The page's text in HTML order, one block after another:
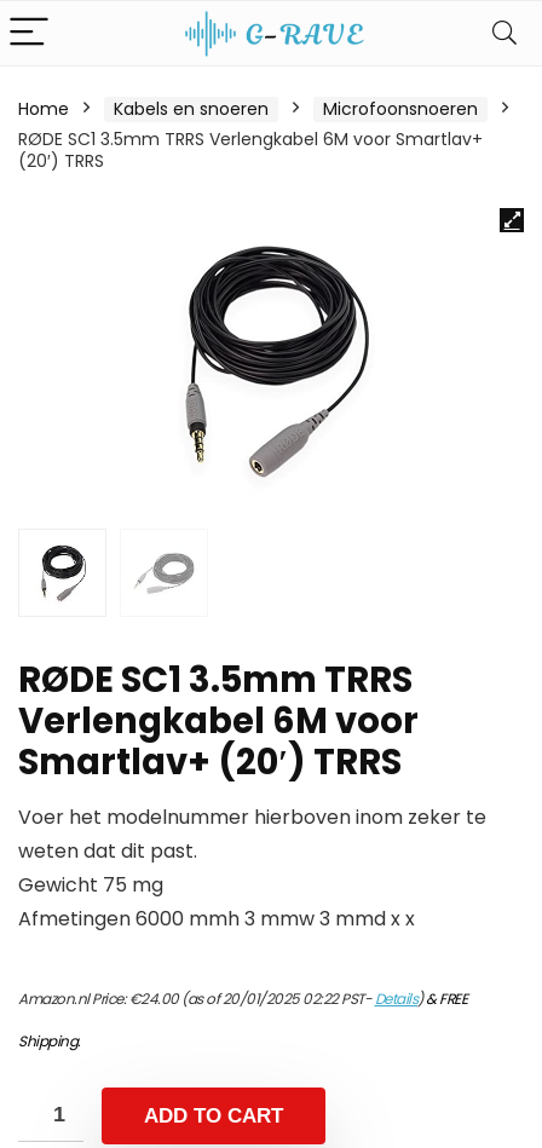
Home Kabels en snoeren
Microfoonsnoeren
RØDE SC1 3.5mm TRRS Verlengkabel 6M voor Smartlav+
(20′) TRRS
RØDE SC1 3.5mm TRRS
Verlengkabel 6M voor
Smartlav+ (20′) TRRS
Voer het modelnummer hierboven inom zeker te
weten dat dit past.
Gewicht 75 mg
Afmetingen 6000 mmh 3 mmw 3 mmd x x
Amazon.nl Price:€24.00(as of 20/01/2025 02:22 PST-Details)&FREE
Shipping.
ADD TO CART